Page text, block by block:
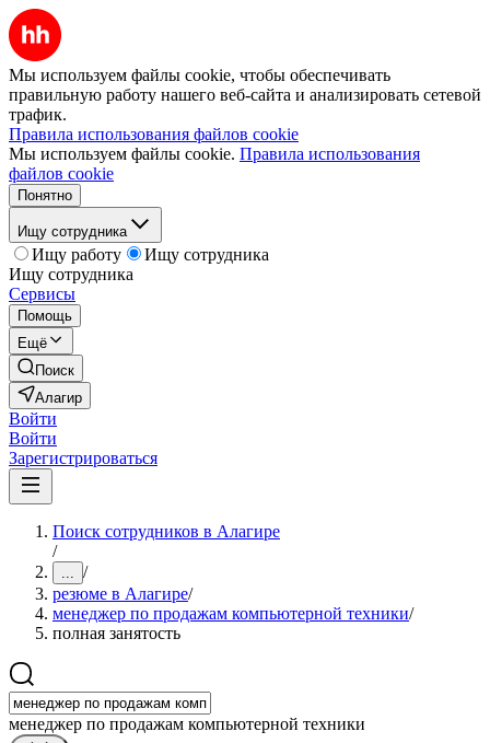
Мы используем файлы cookie, чтобы обеспечивать
правильную работу нашего веб-сайта и анализировать сетевой
трафик.
Правила использования файлов cookie
Мы используем файлы cookie. Правила использования
файлов cookie
Понятно
Ищу сотрудника
Ищу работу
Ищу сотрудника
Ищу сотрудника
Сервисы
Помощь
Ещё
Поиск
Алагир
Войти
Войти
Зарегистрироваться
Поиск сотрудников в Алагире
/
... /
резюме в Алагире/
менеджер по продажам компьютерной техники/
полная занятость
менеджер по продажам компьютерной техники